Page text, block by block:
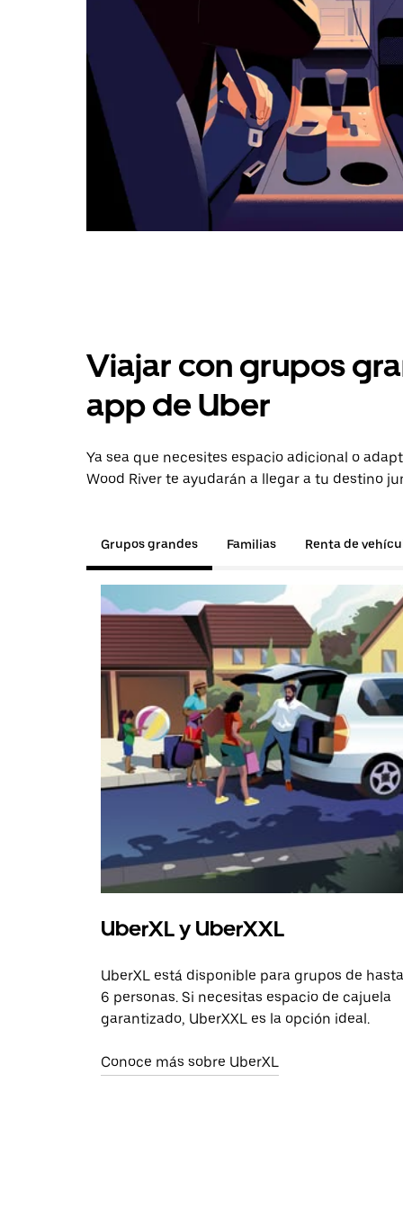
Viajar con grupos
app de Uber
Ya sea que necesites espacio adicional o
Wood River te ayudarán a llegar a tu destino
Grupos grandes Familias Renta de
UberXL y UberXXL
UberXL está disponible para grupos de hasta
6 personas. Si necesitas espacio de cajuela
garantizado, UberXXL es la opción ideal.
Conoce más sobre UberXL